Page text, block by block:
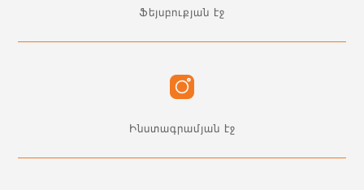
Ֆեյսբուքյան էջ
Ինստագրամյան էջ